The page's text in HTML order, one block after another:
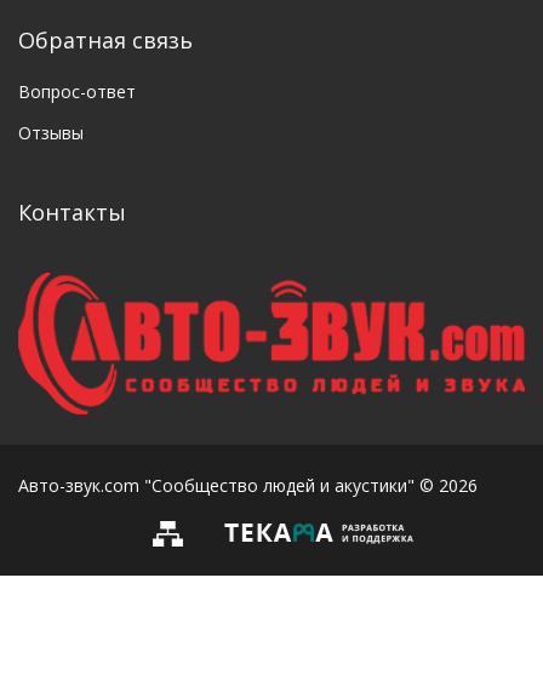
Обратная связь
Вопрос-ответ
Отзывы
Контакты
Авто-звук.com "Сообщество людей и акустики" © 2026